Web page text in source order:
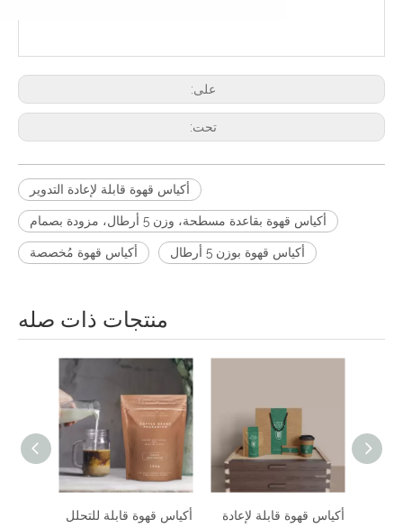
على:
تحت:
أكياس قهوة قابلة لإعادة التدوير
أكياس قهوة بقاعدة مسطحة، وزن 5 أرطال، مزودة بصمام
أكياس قهوة مُخصصة أكياس قهوة بوزن 5 أرطال
منتجات ذات صله
أكياس قهوة قابلة
أكياس قهوة قابلة لإعادة
الشاي والقهوة